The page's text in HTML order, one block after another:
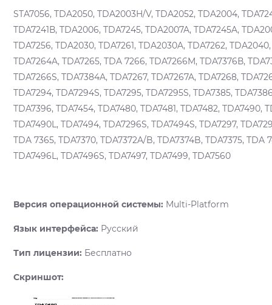
STA7056, TDA2050, TDA2003H/V, TDA2052, TDA2004,
TDA7241В, TDA2006, TDA7245, TDA2007A, TDA7245A,
TDA7256, TDA2030, TDA7261, TDA2030A, TDA7262,
ТDA7264A, TDA7265, TDA 7266, TDA7266M, TDA7376В,
TDA7266S, TDA7384A, TDA7267, TDA7267A, TDA7268,
TDA7294, TDA7294S, TDA7295, TDA7295S, TDA7385,
TDA7396, TDA7454, TDA7480, TDA7481, TDA7482, TDA7490,
TDA7490L, TDA7494, TDA7296S, TDA7494S, TDA7297,
TDA 7365, TDA7370, TDA7372A/B, TDA7374B, TDA7375, TDA
TDA7496L, TDA7496S, TDA7497, TDA7499, TDA7560
Версия операционной системы: Multi-Platform
Язык интерфейса: Русский
Тип лицензии: Бесплатно
Скриншот: